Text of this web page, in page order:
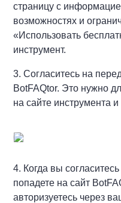
страницу с
возможностях и
«Использовать
инструмент.
3. Согласитесь на
BotFAQtor. Это нужно
на сайте инструмента
4. Когда вы
попадете на сайт
авторизуетесь через